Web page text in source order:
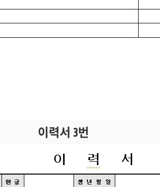
이력서 3번